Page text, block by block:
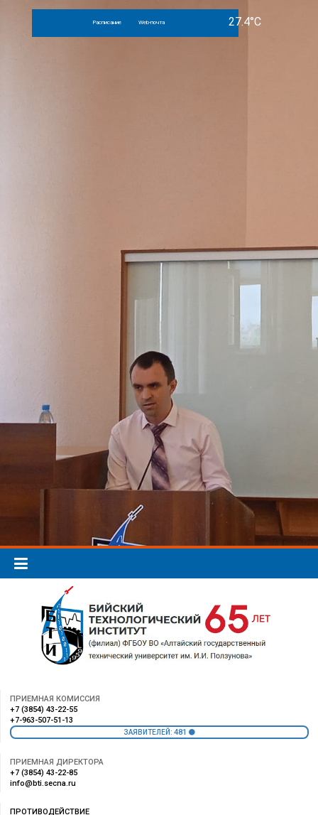
Расписание Web-почта
ПРИЕМНАЯ КОМИССИЯ
+7 (3854) 43-22-55
+7-963-507-51-13
ЗАЯВИТЕЛЕЙ: 481
ПРИЕМНАЯ ДИРЕКТОРА
+7 (3854) 43-22-85
info@bti.secna.ru
ПРОТИВОДЕЙСТВИЕ